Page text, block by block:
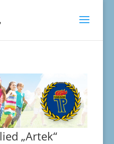
„Artek“